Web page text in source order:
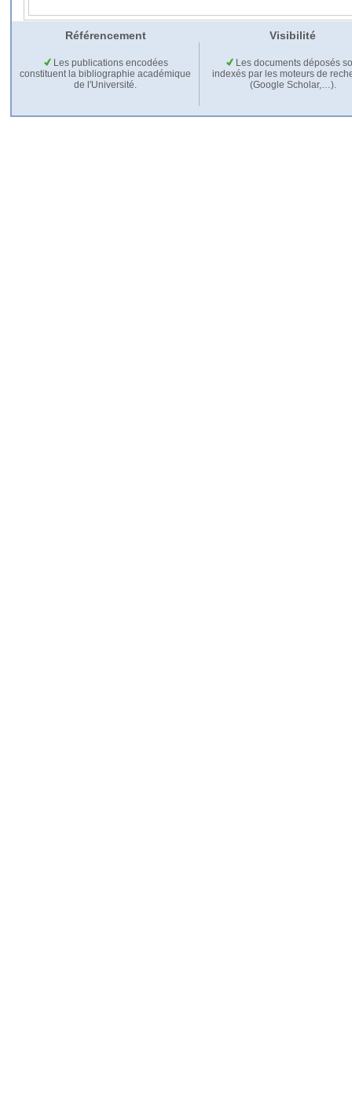
Référencement Visibilité
Les publications encodées
constituent la bibliographie académique
de l'Université.
Les documents déposés
indexés par les moteurs de
(Google Scholar,…).